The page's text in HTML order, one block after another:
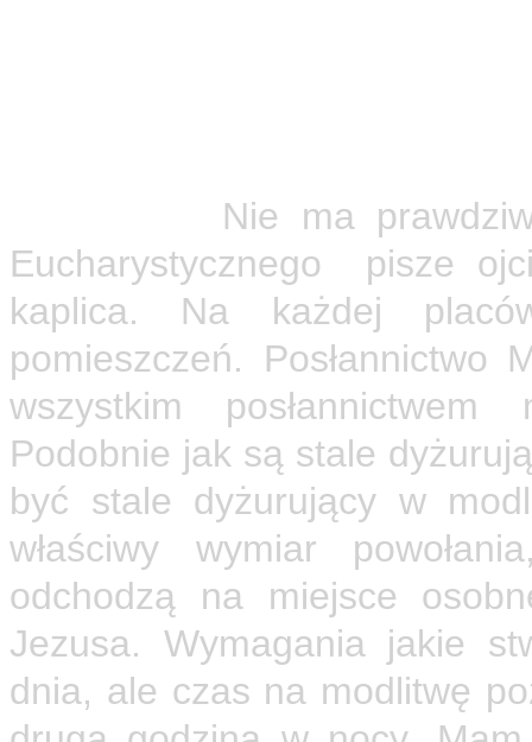
Nie ma
Eucharystycznego pisze
kaplica. Na każdej
pomieszczeń. Posłannictwo
wszystkim posłannictwem
Podobnie jak są stale
być stale dyżurujący w
właściwy wymiar
odchodzą na miejsce
Jezusa. Wymagania jakie
dnia, ale czas na modlitwę